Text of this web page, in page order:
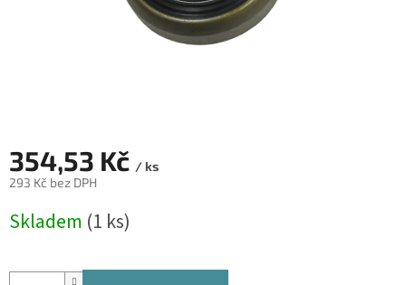
354,53 Kč / ks
293 Kč bez DPH
cena:
Skladem (1 ks)